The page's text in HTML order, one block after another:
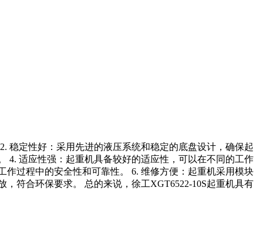
稳定性好：采用先进的液压系统和稳定的底盘设计，确保起
4. 适应性强：起重机具备较好的适应性，可以在不同的工作
过程中的安全性和可靠性。 6. 维修方便：起重机采用模块
符合环保要求。 总的来说，徐工XGT6522-10S起重机具有